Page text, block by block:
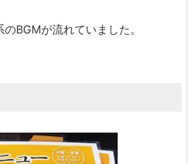
BGMが流れていました。